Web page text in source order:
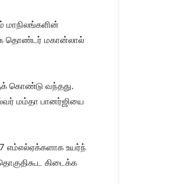
மாநிலங்களின்
தொண்டர் மகான்லால்
கொண்டு வந்தது.
மம்தா பானர்ஜியை
எம்எல்ஏக்​களாக உயர்ந்​
கிடைக்​க​